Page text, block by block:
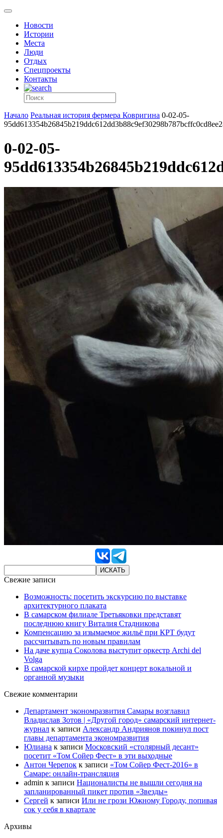
Новости
Истории
Места
Люди
Отдых
Спецпроекты
Контакты
Начало Реальная история фермера Ковригина 0-02-05-
0-02-05-
Свежие записи
Возможность: посетить экскурсию по выставке
архитектурного плаката
В самарском филиале Третьяковки представят
последнюю книгу Виталия Стадникова
Компенсацию за изымаемое жильё при КРТ будут
рассчитывать по новым правилам
На даче купца Соколова выступит оркестр Archi del
Volga
В самарской кирхе пройдет концерт вокальной и
органной музыки
Свежие комментарии
Департамент экономразвития Самары возглавил
Владислав Зотов | «Другой город» самарский интернет-
журнал к записи Александр Андриянов покинул пост
главы департамента экономразвития
Юлиана к записи Московский «столярный десант»
посетит «Том Сойер Фест» в эти выходные
Антон Черепок к записи «Том Сойер Фест-2016» в
Самаре: онлайн-трансляция
admin к записи Националисты не вышли сегодня на
запланированный пикет против «Звезды»
Сергей к записи Или не грози Южному Городу, попивая
сок у себя в квартале
Архивы